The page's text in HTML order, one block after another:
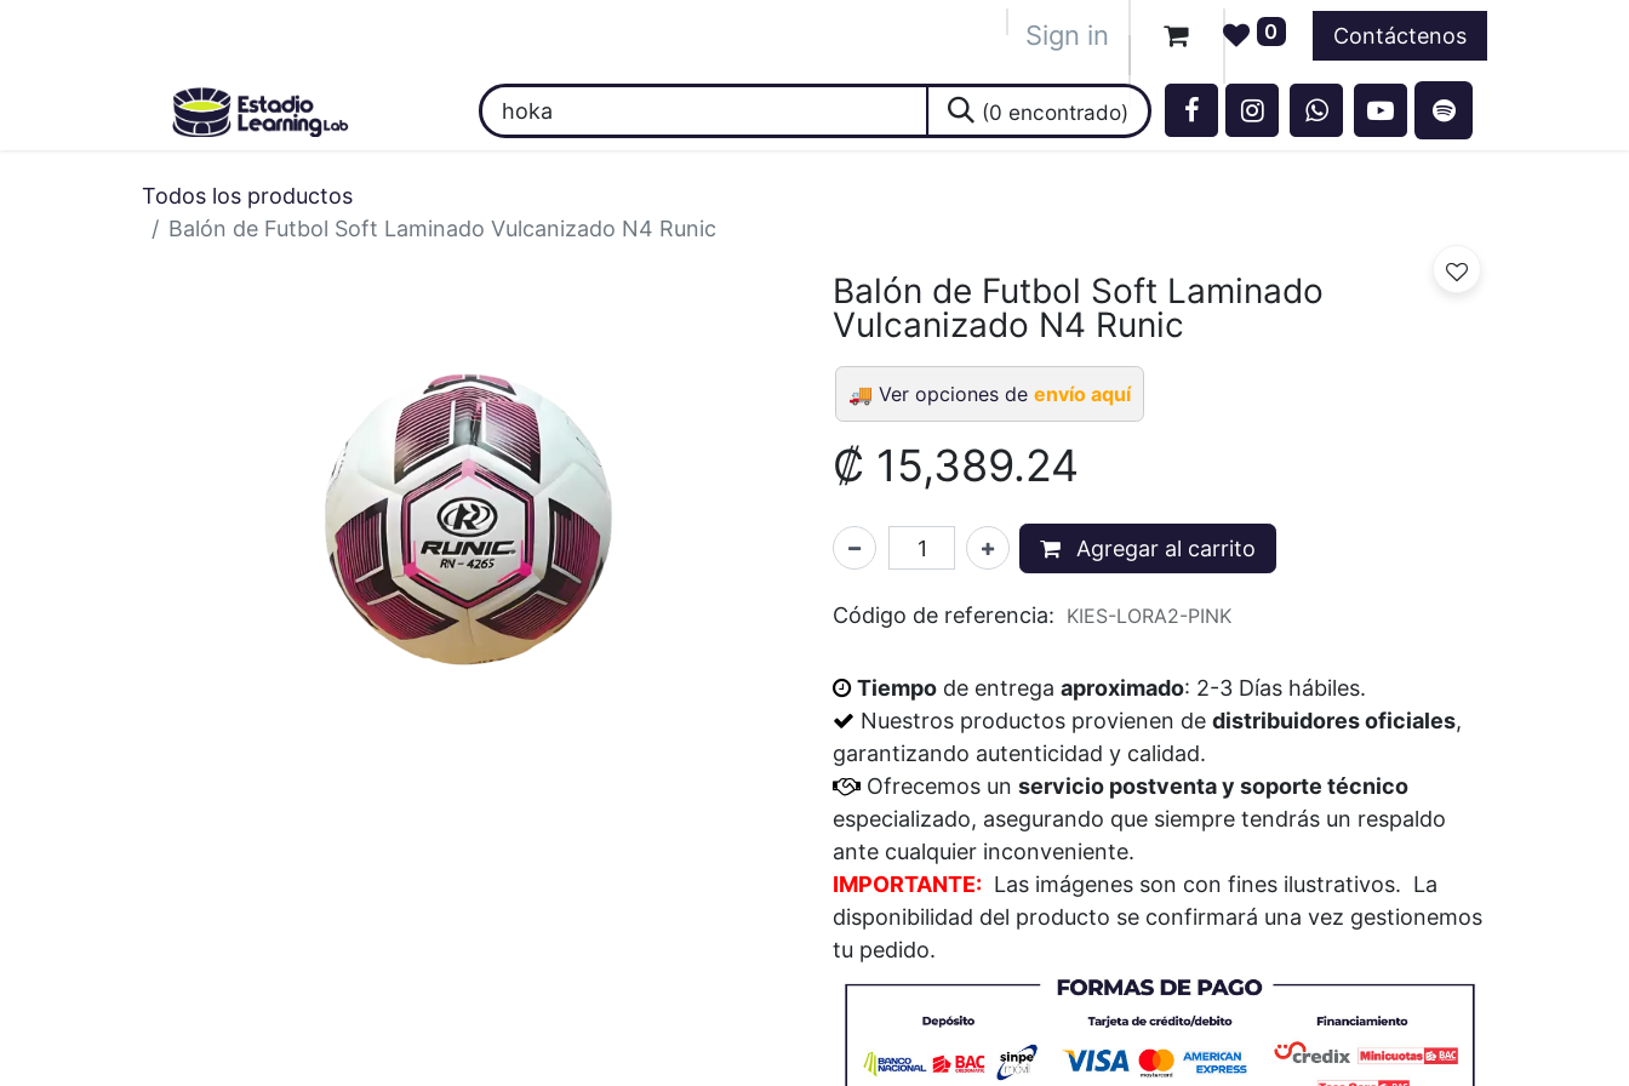
Socios Eventos
Sign in 0 Contáctenos
(0 encontrado)
Todos los productos
Balón de Futbol Soft Laminado Vulcanizado N4 Runic
Balón de Futbol Soft Laminado
Vulcanizado N4 Runic
🚚 Ver opciones de envío aquí
₡ 15,389.24
Agregar al carrito
Código de referencia: KIES-LORA2-PINK
Tiempo de entrega aproximado: 2-3 Días hábiles.
Nuestros productos provienen de distribuidores oficiales,
garantizando autenticidad y calidad.
Ofrecemos un servicio postventa y soporte técnico
especializado, asegurando que siempre tendrás un respaldo
ante cualquier inconveniente.
IMPORTANTE: Las imágenes son con fines ilustrativos. La
disponibilidad del producto se confirmará una vez gestionemos
tu pedido.